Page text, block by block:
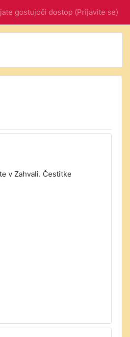
gostujoči dostop (Prijavite se)
v Zahvali. Čestitke